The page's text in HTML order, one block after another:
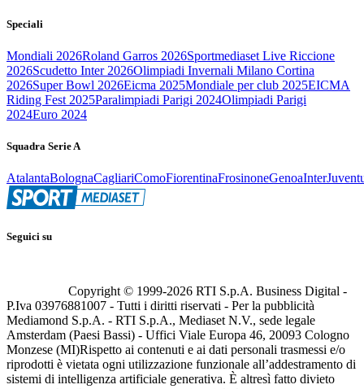
Speciali
Mondiali 2026Roland Garros 2026Sportmediaset Live Riccione
2026Scudetto Inter 2026Olimpiadi Invernali Milano Cortina
2026Super Bowl 2026Eicma 2025Mondiale per club 2025EICMA
Riding Fest 2025Paralimpiadi Parigi 2024Olimpiadi Parigi
2024Euro 2024
Squadra Serie A
AtalantaBolognaCagliariComoFiorentinaFrosinoneGenoaInter
Seguici su
Copyright © 1999-2026 RTI S.p.A. Business Digital -
P.Iva 03976881007 - Tutti i diritti riservati - Per la pubblicità
Mediamond S.p.A. - RTI S.p.A., Mediaset N.V., sede legale
Amsterdam (Paesi Bassi) - Uffici Viale Europa 46, 20093 Cologno
Monzese (MI)Rispetto ai contenuti e ai dati personali trasmessi e/o
riprodotti è vietata ogni utilizzazione funzionale all’addestramento di
sistemi di intelligenza artificiale generativa. È altresì fatto divieto